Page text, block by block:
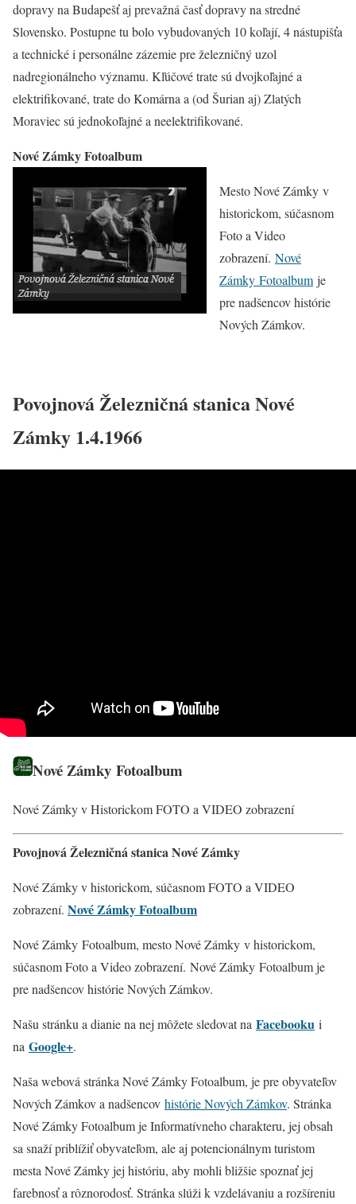
dopravy na Budapešť aj prevažná časť dopravy na stredné
Slovensko. Postupne tu bolo vybudovaných 10 koľají, 4 nástupišťa
a technické i personálne zázemie pre železničný uzol
nadregionálneho významu. Kľúčové trate sú dvojkoľajné a
elektrifikované, trate do Komárna a (od Šurian aj) Zlatých
Moraviec sú jednokoľajné a neelektrifikované.
Nové Zámky Fotoalbum
Mesto Nové Zámky v
historickom, súčasnom
Foto a Video
zobrazení. Nové
Zámky Fotoalbum je
pre nadšencov histórie
Nových Zámkov.
Povojnová Železničná stanica Nové
Zámky 1.4.1966
Nové Zámky Fotoalbum
Nové Zámky v Historickom FOTO a VIDEO zobrazení
Povojnová Železničná stanica Nové Zámky
Nové Zámky v historickom, súčasnom FOTO a VIDEO
zobrazení. Nové Zámky Fotoalbum
Nové Zámky Fotoalbum, mesto Nové Zámky v historickom,
súčasnom Foto a Video zobrazení. Nové Zámky Fotoalbum je
pre nadšencov histórie Nových Zámkov.
Našu stránku a dianie na nej môžete sledovat na Facebooku i
na Google+.
Naša webová stránka Nové Zámky Fotoalbum, je pre obyvateľov
Nových Zámkov a nadšencov histórie Nových Zámkov. Stránka
Nové Zámky Fotoalbum je Informatívneho charakteru, jej obsah
sa snaží priblížiť obyvateľom, ale aj potencionálnym turistom
mesta Nové Zámky jej históriu, aby mohli bližšie spoznať jej
farebnosť a rôznorodosť. Stránka slúži k vzdelávaniu a rozšíreniu